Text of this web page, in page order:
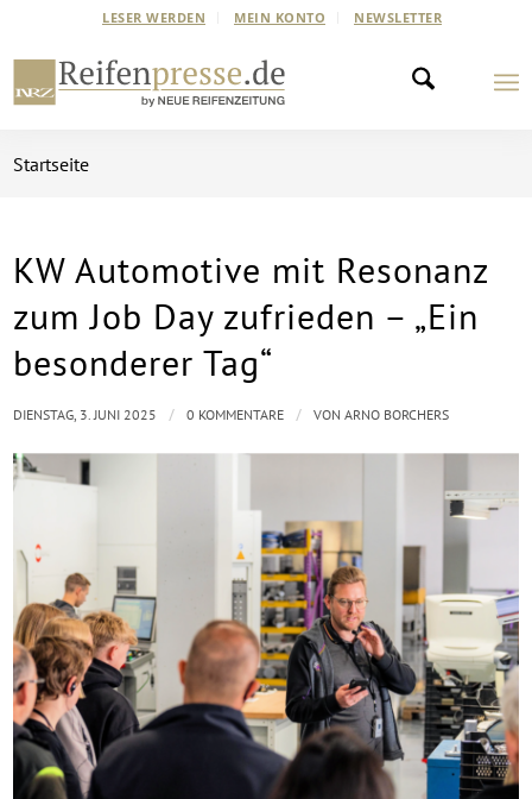
LESER WERDEN MEIN KONTO NEWSLETTER
Startseite
KW Automotive mit Resonanz
zum Job Day zufrieden – „Ein
besonderer Tag“
DIENSTAG, 3. JUNI 2025 / 0 KOMMENTARE / VONARNO BORCHERS